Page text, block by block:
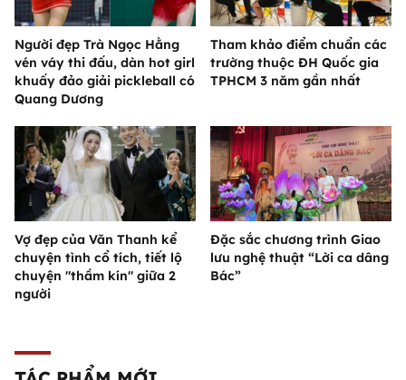
Người đẹp Trà Ngọc Hằng
vén váy thi đấu, dàn hot girl
khuấy đảo giải pickleball có
Quang Dương
Tham khảo điểm chuẩn các
trường thuộc ĐH Quốc gia
TPHCM 3 năm gần nhất
Vợ đẹp của Văn Thanh kể
chuyện tình cổ tích, tiết lộ
chuyện "thầm kín" giữa 2
người
Đặc sắc chương trình Giao
lưu nghệ thuật “Lời ca dâng
Bác”